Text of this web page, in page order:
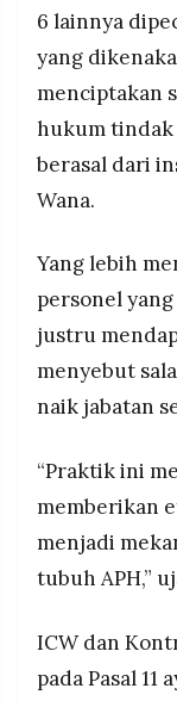
6 lainnya
yang
menciptakan
hukum tindak
berasal dari
Wana.
Yang lebih
personel
justru
menyebut
naik jabatan
“Praktik ini
memberikan
menjadi
tubuh APH,”
ICW dan
pada Pasal